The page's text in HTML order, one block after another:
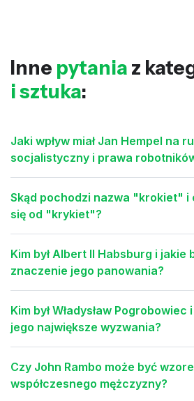
Inne pytania z
i sztuka:
Jaki wpływ miał Jan Hempel na
socjalistyczny i prawa
Skąd pochodzi nazwa "krokiet" i
się od "krykiet"?
Kim był Albert II Habsburg i jakie
znaczenie jego panowania?
Kim był Władysław Pogrobowiec
jego największe wyzwania?
Czy John Rambo może być
współczesnego mężczyzny?